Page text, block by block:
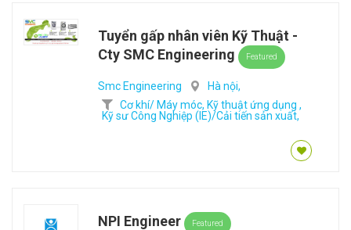
Tuyển gấp nhân viên Kỹ Thuật -
Cty SMC Engineering
Featured
Smc Engineering
Hà nội,
Cơ khí/ Máy móc, Kỹ thuật ứng dụng ,
Kỹ sư Công Nghiệp (IE)/Cải tiến sản xuất,
NPI Engineer Featured